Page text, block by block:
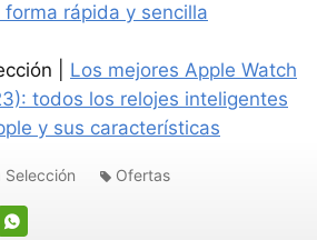
rápida y sencilla
| Los mejores Apple Watch
todos los relojes inteligentes
y sus características
Selección Ofertas